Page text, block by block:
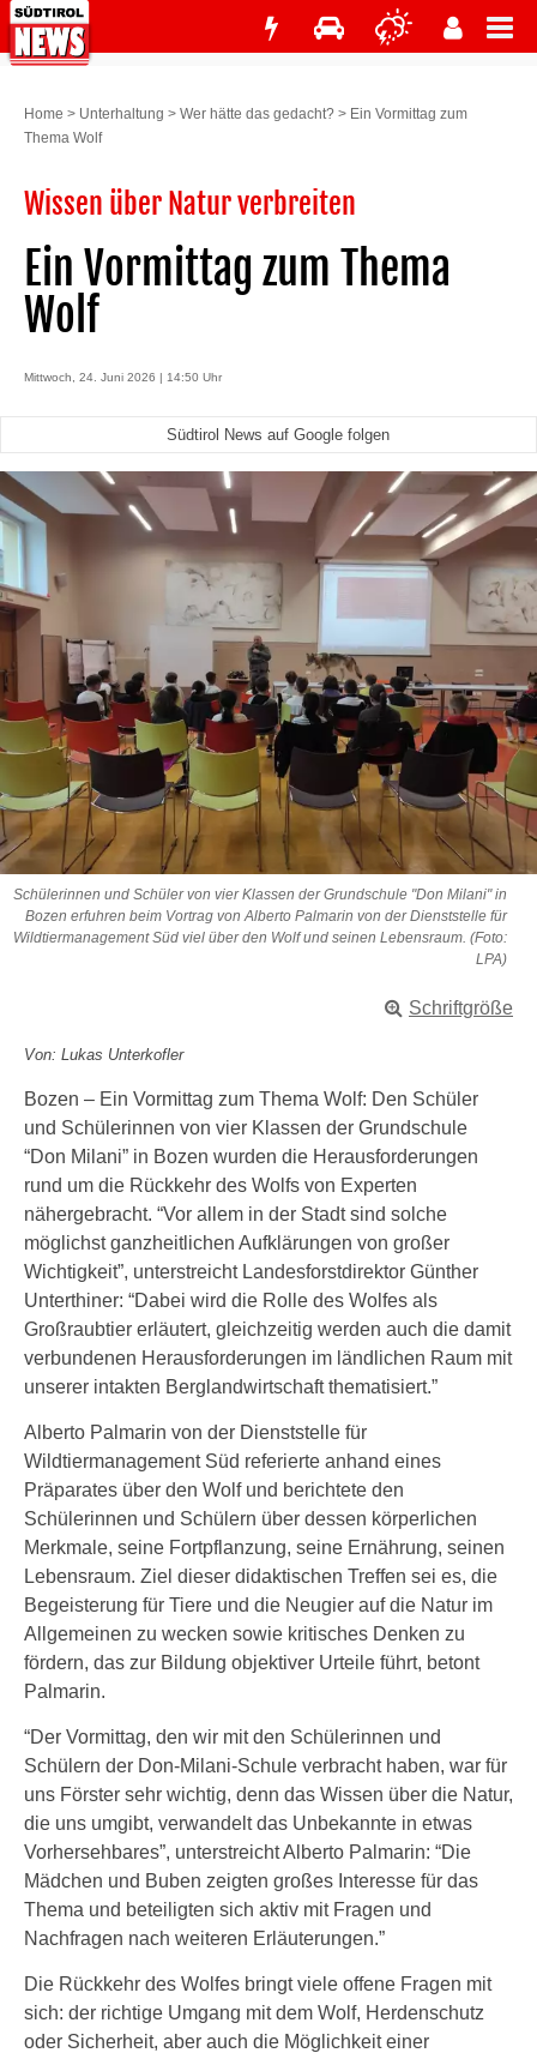
Home > Unterhaltung > Wer hätte das gedacht? > Ein Vormittag zum
Thema Wolf
Wissen über Natur verbreiten
Ein Vormittag zum Thema
Wolf
Mittwoch, 24. Juni 2026 | 14:50 Uhr
Südtirol News auf Google folgen
Schülerinnen und Schüler von vier Klassen der Grundschule "Don Milani" in
Bozen erfuhren beim Vortrag von Alberto Palmarin von der Dienststelle für
Wildtiermanagement Süd viel über den Wolf und seinen Lebensraum. (Foto:
LPA)
Schriftgröße
Von: Lukas Unterkofler
Bozen – Ein Vormittag zum Thema Wolf: Den Schüler
und Schülerinnen von vier Klassen der Grundschule
“Don Milani” in Bozen wurden die Herausforderungen
rund um die Rückkehr des Wolfs von Experten
nähergebracht. “Vor allem in der Stadt sind solche
möglichst ganzheitlichen Aufklärungen von großer
Wichtigkeit”, unterstreicht Landesforstdirektor Günther
Unterthiner: “Dabei wird die Rolle des Wolfes als
Großraubtier erläutert, gleichzeitig werden auch die damit
verbundenen Herausforderungen im ländlichen Raum mit
unserer intakten Berglandwirtschaft thematisiert.”
Alberto Palmarin von der Dienststelle für
Wildtiermanagement Süd referierte anhand eines
Präparates über den Wolf und berichtete den
Schülerinnen und Schülern über dessen körperlichen
Merkmale, seine Fortpflanzung, seine Ernährung, seinen
Lebensraum. Ziel dieser didaktischen Treffen sei es, die
Begeisterung für Tiere und die Neugier auf die Natur im
Allgemeinen zu wecken sowie kritisches Denken zu
fördern, das zur Bildung objektiver Urteile führt, betont
Palmarin.
“Der Vormittag, den wir mit den Schülerinnen und
Schülern der Don-Milani-Schule verbracht haben, war für
uns Förster sehr wichtig, denn das Wissen über die Natur,
die uns umgibt, verwandelt das Unbekannte in etwas
Vorhersehbares”, unterstreicht Alberto Palmarin: “Die
Mädchen und Buben zeigten großes Interesse für das
Thema und beteiligten sich aktiv mit Fragen und
Nachfragen nach weiteren Erläuterungen.”
Die Rückkehr des Wolfes bringt viele offene Fragen mit
sich: der richtige Umgang mit dem Wolf, Herdenschutz
oder Sicherheit, aber auch die Möglichkeit einer